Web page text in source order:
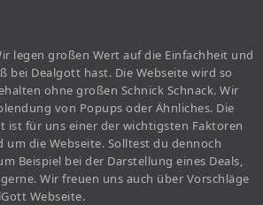
legen großen Wert auf die Einfachheit und
bei Dealgott hast. Die Webseite wird so
ohne großen Schnick Schnack. Wir
von Popups oder Ähnliches. Die
ist für uns einer der wichtigsten Faktoren
um die Webseite. Solltest du dennoch
Beispiel bei der Darstellung eines Deals,
Wir freuen uns auch über Vorschläge
Webseite.